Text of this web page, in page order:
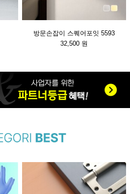
방문손잡이 스퀘어포잇 5593
32,500 원